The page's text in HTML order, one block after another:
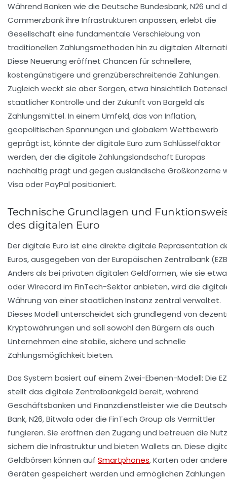
Während Banken wie die Deutsche Bundesbank, N26 und
Commerzbank ihre Infrastrukturen anpassen, erlebt die
Gesellschaft eine fundamentale Verschiebung von
traditionellen Zahlungsmethoden hin zu digitalen
Diese Neuerung eröffnet Chancen für schnellere,
kostengünstigere und grenzüberschreitende Zahlungen.
Zugleich weckt sie aber Sorgen, etwa hinsichtlich
staatlicher Kontrolle und der Zukunft von Bargeld als
Zahlungsmittel. In einem Umfeld, das von Inflation,
geopolitischen Spannungen und globalem Wettbewerb
geprägt ist, könnte der digitale Euro zum Schlüsselfaktor
werden, der die digitale Zahlungslandschaft Europas
nachhaltig prägt und gegen ausländische Großkonzerne
Visa oder PayPal positioniert.
Technische Grundlagen und
des digitalen Euro
Der digitale Euro ist eine direkte digitale Repräsentation
Euros, ausgegeben von der Europäischen Zentralbank
Anders als bei privaten digitalen Geldformen, wie sie etwa
oder Wirecard im FinTech-Sektor anbieten, wird die
Währung von einer staatlichen Instanz zentral verwaltet.
Dieses Modell unterscheidet sich grundlegend von
Kryptowährungen und soll sowohl den Bürgern als auch
Unternehmen eine stabile, sichere und schnelle
Zahlungsmöglichkeit bieten.
Das System basiert auf einem Zwei-Ebenen-Modell: Die
stellt das digitale Zentralbankgeld bereit, während
Geschäftsbanken und Finanzdienstleister wie die
Bank, N26, Bitwala oder die FinTech Group als Vermittler
fungieren. Sie eröffnen den Zugang und betreuen die
sichern die Infrastruktur und bieten Wallets an. Diese
Geldbörsen können auf Smartphones, Karten oder
Geräten gespeichert werden und ermöglichen Zahlungen